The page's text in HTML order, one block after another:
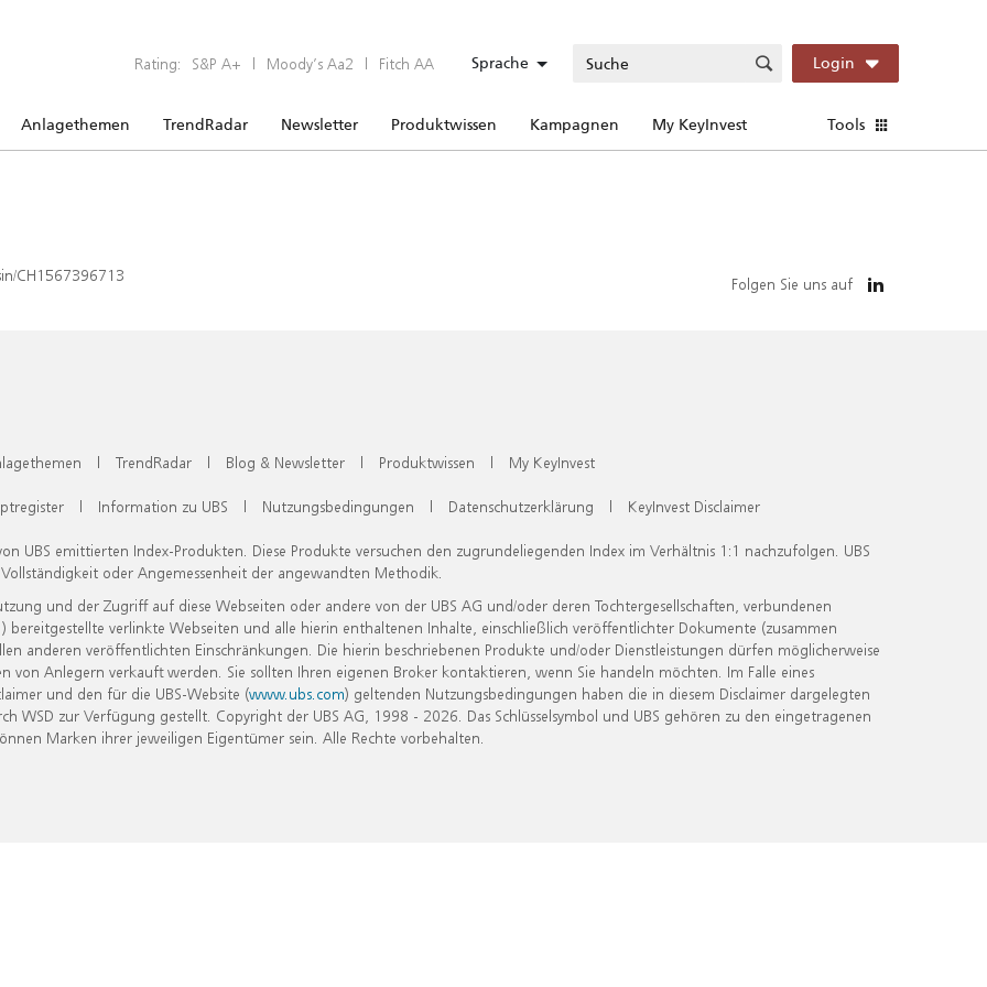
Rating: S&P A+ | Moody’s Aa2 | Fitch AA Sprache Login
Anlagethemen TrendRadar Newsletter Produktwissen Kampagnen My KeyInvest Tools
CH1567396713 Folgen Sie uns auf
| TrendRadar | Blog & Newsletter | Produktwissen | My KeyInvest
| Information zu UBS | Nutzungsbedingungen | Datenschutzerklärung | KeyInvest Disclaimer
UBS emittierten Index-Produkten. Diese Produkte versuchen den zugrundeliegenden Index im Verhältnis 1:1 nachzufolgen. UBS
oder Angemessenheit der angewandten Methodik.
und der Zugriff auf diese Webseiten oder andere von der UBS AG und/oder deren Tochtergesellschaften, verbundenen
verlinkte Webseiten und alle hierin enthaltenen Inhalte, einschließlich veröffentlichter Dokumente (zusammen
anderen veröffentlichten Einschränkungen. Die hierin beschriebenen Produkte und/oder Dienstleistungen dürfen möglicherweise
Anlegern verkauft werden. Sie sollten Ihren eigenen Broker kontaktieren, wenn Sie handeln möchten. Im Falle eines
und den für die UBS-Website (www.ubs.com) geltenden Nutzungsbedingungen haben die in diesem Disclaimer dargelegten
zur Verfügung gestellt. Copyright der UBS AG, 1998 - 2026. Das Schlüsselsymbol und UBS gehören zu den eingetragenen
Marken ihrer jeweiligen Eigentümer sein. Alle Rechte vorbehalten.